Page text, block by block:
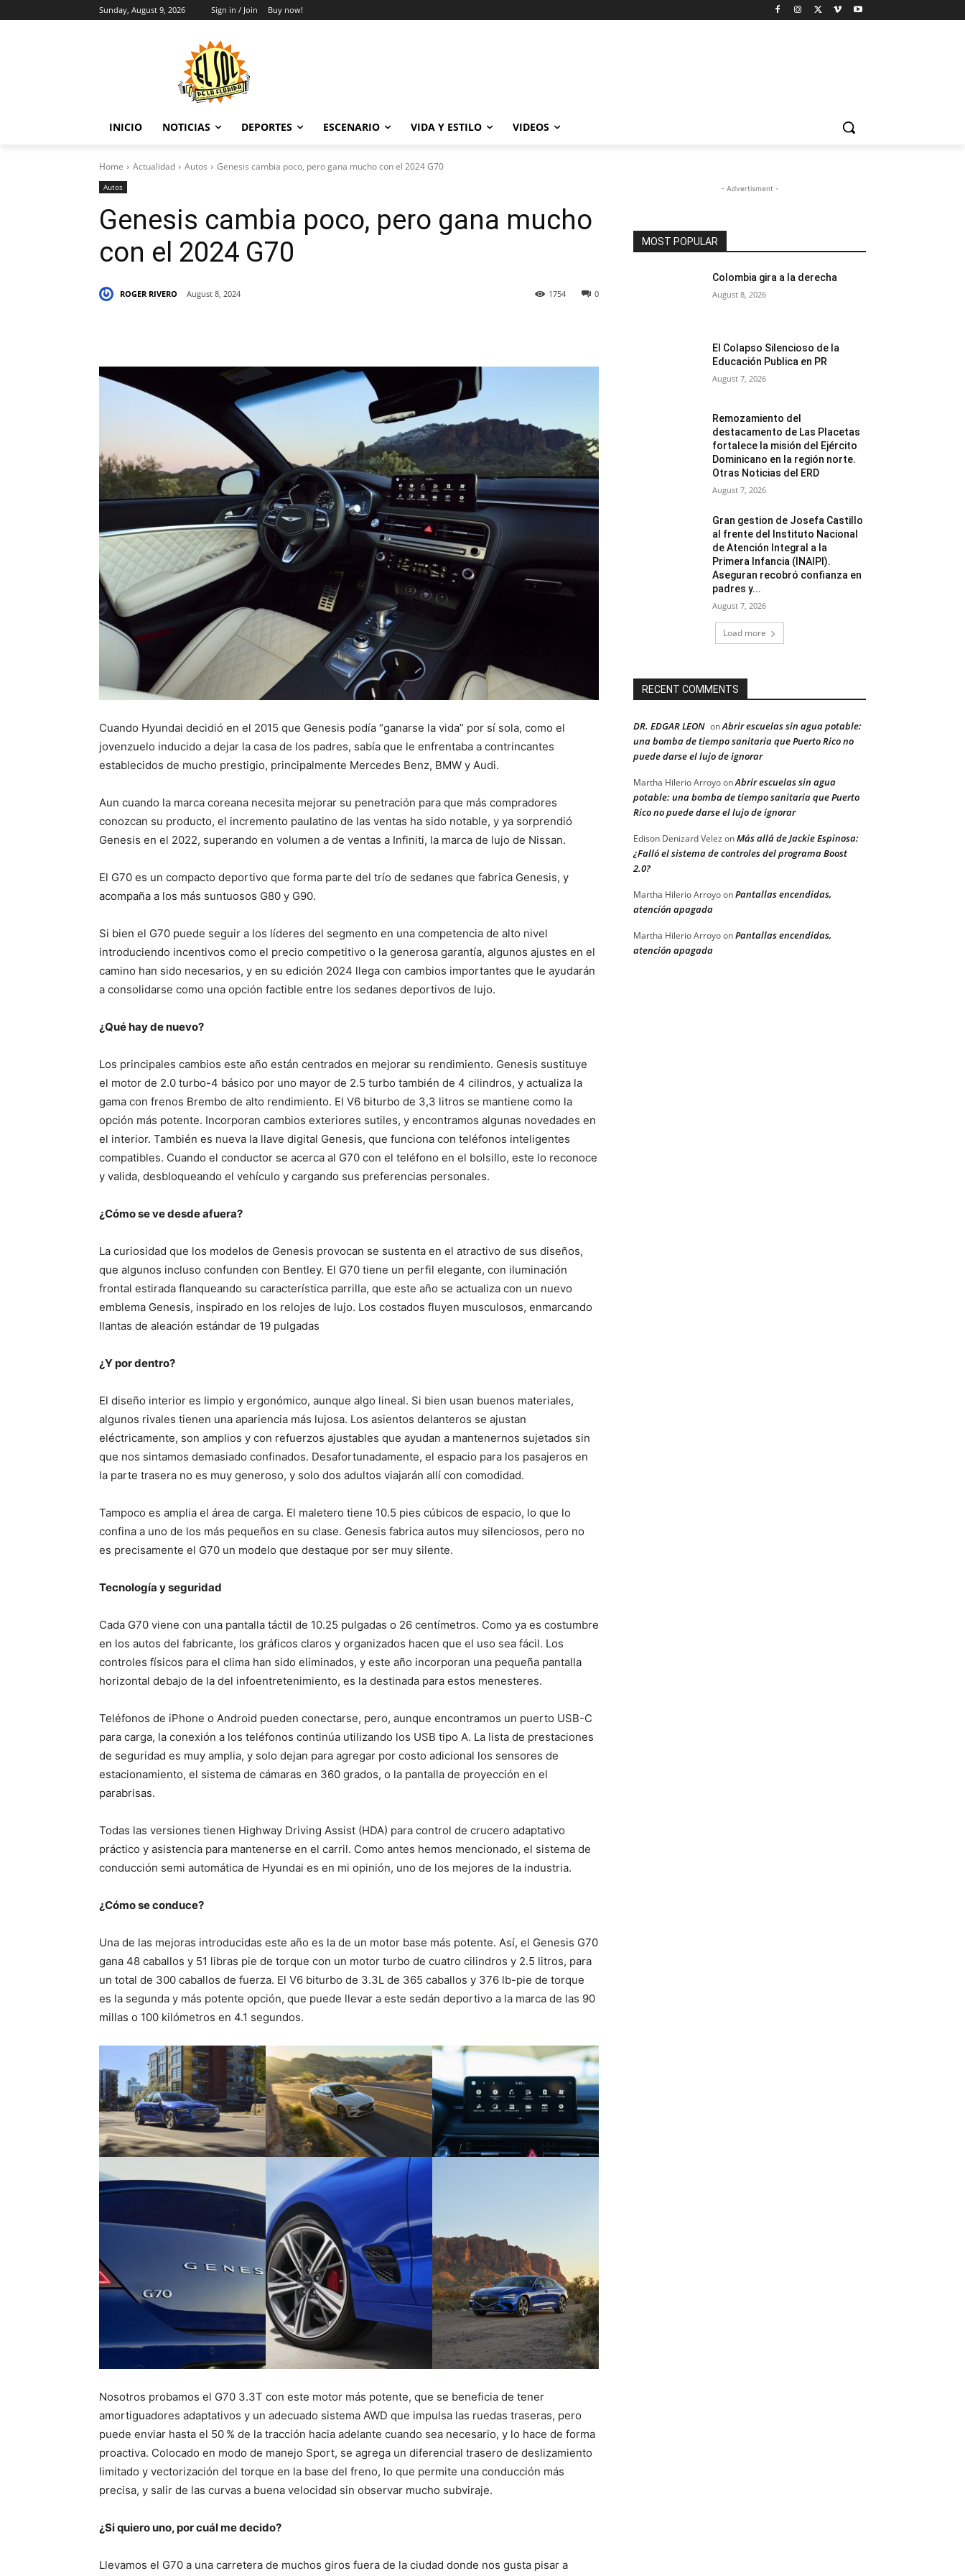
Sunday, August 9, 2026 Sign in / Join Buy now!
INICIO NOTICIAS DEPORTES ESCENARIO VIDA Y ESTILO VIDEOS
Home Actualidad Autos Genesis cambia poco, pero gana mucho con el 2024 G70
Autos
Genesis cambia poco, pero gana mucho
con el 2024 G70
ROGER RIVERO August 8, 2024 0
1754
Cuando Hyundai decidió en el 2015 que Genesis podía “ganarse la vida” por sí sola, como el
jovenzuelo inducido a dejar la casa de los padres, sabía que le enfrentaba a contrincantes
establecidos de mucho prestigio, principalmente Mercedes Benz, BMW y Audi.
Aun cuando la marca coreana necesita mejorar su penetración para que más compradores
conozcan su producto, el incremento paulatino de las ventas ha sido notable, y ya sorprendió
Genesis en el 2022, superando en volumen a de ventas a Infiniti, la marca de lujo de Nissan.
El G70 es un compacto deportivo que forma parte del trío de sedanes que fabrica Genesis, y
acompaña a los más suntuosos G80 y G90.
Si bien el G70 puede seguir a los líderes del segmento en una competencia de alto nivel
introduciendo incentivos como el precio competitivo o la generosa garantía, algunos ajustes en el
camino han sido necesarios, y en su edición 2024 llega con cambios importantes que le ayudarán
a consolidarse como una opción factible entre los sedanes deportivos de lujo.
¿Qué hay de nuevo?
Los principales cambios este año están centrados en mejorar su rendimiento. Genesis sustituye
el motor de 2.0 turbo-4 básico por uno mayor de 2.5 turbo también de 4 cilindros, y actualiza la
gama con frenos Brembo de alto rendimiento. El V6 biturbo de 3,3 litros se mantiene como la
opción más potente. Incorporan cambios exteriores sutiles, y encontramos algunas novedades en
el interior. También es nueva la llave digital Genesis, que funciona con teléfonos inteligentes
compatibles. Cuando el conductor se acerca al G70 con el teléfono en el bolsillo, este lo reconoce
y valida, desbloqueando el vehículo y cargando sus preferencias personales.
¿Cómo se ve desde afuera?
La curiosidad que los modelos de Genesis provocan se sustenta en el atractivo de sus diseños,
que algunos incluso confunden con Bentley. El G70 tiene un perfil elegante, con iluminación
frontal estirada flanqueando su característica parrilla, que este año se actualiza con un nuevo
emblema Genesis, inspirado en los relojes de lujo. Los costados fluyen musculosos, enmarcando
llantas de aleación estándar de 19 pulgadas
¿Y por dentro?
El diseño interior es limpio y ergonómico, aunque algo lineal. Si bien usan buenos materiales,
algunos rivales tienen una apariencia más lujosa. Los asientos delanteros se ajustan
eléctricamente, son amplios y con refuerzos ajustables que ayudan a mantenernos sujetados sin
que nos sintamos demasiado confinados. Desafortunadamente, el espacio para los pasajeros en
la parte trasera no es muy generoso, y solo dos adultos viajarán allí con comodidad.
Tampoco es amplia el área de carga. El maletero tiene 10.5 pies cúbicos de espacio, lo que lo
confina a uno de los más pequeños en su clase. Genesis fabrica autos muy silenciosos, pero no
es precisamente el G70 un modelo que destaque por ser muy silente.
Tecnología y seguridad
Cada G70 viene con una pantalla táctil de 10.25 pulgadas o 26 centímetros. Como ya es costumbre
en los autos del fabricante, los gráficos claros y organizados hacen que el uso sea fácil. Los
controles físicos para el clima han sido eliminados, y este año incorporan una pequeña pantalla
horizontal debajo de la del infoentretenimiento, es la destinada para estos menesteres.
Teléfonos de iPhone o Android pueden conectarse, pero, aunque encontramos un puerto USB-C
para carga, la conexión a los teléfonos continúa utilizando los USB tipo A. La lista de prestaciones
de seguridad es muy amplia, y solo dejan para agregar por costo adicional los sensores de
estacionamiento, el sistema de cámaras en 360 grados, o la pantalla de proyección en el
parabrisas.
Todas las versiones tienen Highway Driving Assist (HDA) para control de crucero adaptativo
práctico y asistencia para mantenerse en el carril. Como antes hemos mencionado, el sistema de
conducción semi automática de Hyundai es en mi opinión, uno de los mejores de la industria.
¿Cómo se conduce?
Una de las mejoras introducidas este año es la de un motor base más potente. Así, el Genesis G70
gana 48 caballos y 51 libras pie de torque con un motor turbo de cuatro cilindros y 2.5 litros, para
un total de 300 caballos de fuerza. El V6 biturbo de 3.3L de 365 caballos y 376 lb-pie de torque
es la segunda y más potente opción, que puede llevar a este sedán deportivo a la marca de las 90
millas o 100 kilómetros en 4.1 segundos.
Nosotros probamos el G70 3.3T con este motor más potente, que se beneficia de tener
amortiguadores adaptativos y un adecuado sistema AWD que impulsa las ruedas traseras, pero
puede enviar hasta el 50 % de la tracción hacia adelante cuando sea necesario, y lo hace de forma
proactiva. Colocado en modo de manejo Sport, se agrega un diferencial trasero de deslizamiento
limitado y vectorización del torque en la base del freno, lo que permite una conducción más
precisa, y salir de las curvas a buena velocidad sin observar mucho subviraje.
¿Si quiero uno, por cuál me decido?
Llevamos el G70 a una carretera de muchos giros fuera de la ciudad donde nos gusta pisar a
- Advertisment -
MOST POPULAR
Colombia gira a la derecha
August 8, 2026
El Colapso Silencioso de la
Educación Publica en PR
August 7, 2026
Remozamiento del
destacamento de Las Placetas
fortalece la misión del Ejército
Dominicano en la región norte.
Otras Noticias del ERD
August 7, 2026
Gran gestion de Josefa Castillo
al frente del Instituto Nacional
de Atención Integral a la
Primera Infancia (INAIPI).
Aseguran recobró confianza en
padres y...
August 7, 2026
Load more
RECENT COMMENTS
DR. EDGAR LEON onAbrir escuelas sin agua potable:
una bomba de tiempo sanitaria que Puerto Rico no
puede darse el lujo de ignorar
Martha Hilerio ArroyoonAbrir escuelas sin agua
potable: una bomba de tiempo sanitaria que Puerto
Rico no puede darse el lujo de ignorar
Edison Denizard Velez onMás allá de Jackie Espinosa:
¿Falló el sistema de controles del programa Boost
2.0?
Martha Hilerio ArroyoonPantallas encendidas,
atención apagada
Martha Hilerio ArroyoonPantallas encendidas,
atención apagada